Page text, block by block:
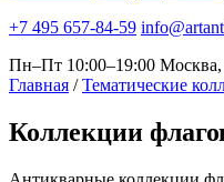
+7 495 657-84-59
Пн–Пт 10:00–19:00 Москва,
Главная / Тематические
Коллекции